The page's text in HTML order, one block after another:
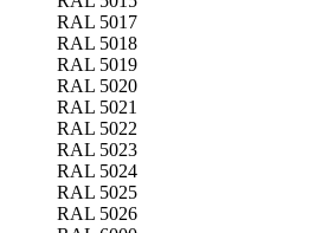
RAL 5017
RAL 5018
RAL 5019
RAL 5020
RAL 5021
RAL 5022
RAL 5023
RAL 5024
RAL 5025
RAL 5026